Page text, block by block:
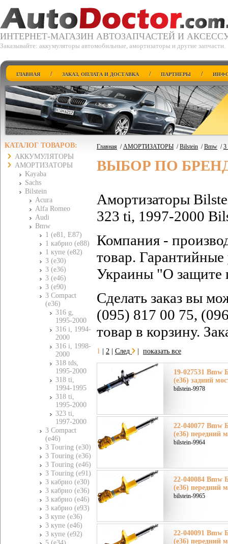
ИНТЕРНЕТ-МАГАЗИН АВТОЗАПЧАСТЕЙ И
Заказывайте: аккумуляторы автомобильные, амортизаторы и другие запчасти.
ГЛАВНАЯ / ЗАКАЗ, ОПЛАТА И ДОСТАВКА / ПАРТНЕРЫ /
КАТАЛОГ ТОВАРОВ:
АККУМУЛЯТОРЫ
АМОРТИЗАТОРЫ
Kayaba
Sachs
Bilstein
Acura
Alfa Romeo
Audi
Bmw
1 (e81, E87)
1 кабрио (e88)
1 купе (e82)
3 (e30)
3 (e36)
3 (e46)
3 (e90)
3 Compact
(e36)
316 g,
1995-2000
316 i, 1994-
2000
316 i, 1998-
2000
318 tds,
1995-2000
318 ti,
1994-1995
318 ti,
1995-2000
323 ti,
1997-2000
3 Compact
(e46)
3 Touring (e30)
3 Touring (e36)
3 Touring (e46)
3 Touring (e91)
3 кабрио (e30)
3 кабрио (e36)
3 кабрио (e46)
3 кабрио (e93)
3 купе (e36)
3 купе (e46)
3 купе (e92)
Главная /АМОРТИЗАТОРЫ /Bilstein /Bmw /3
ВЫБОР ПО
Амортизаторы
323 ti, 1997-2000
Компания -
товар. Гарантийные
Украины "О защите
Сделать заказ вы
(095) 817 00 75,
товар в корзину.
1 2 След показать все
19-027531
(e36) задний
bilstein-9978
22-040077 Bmw
(e36) передний
bilstein-9964
22-040084 Bmw
(e36) передний
bilstein-9965
22-040091 Bmw
(e36) передний